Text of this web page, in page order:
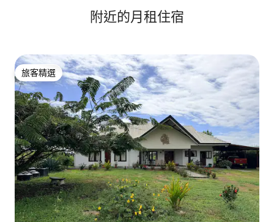
附近的月租住宿
旅客精選
旅客精選